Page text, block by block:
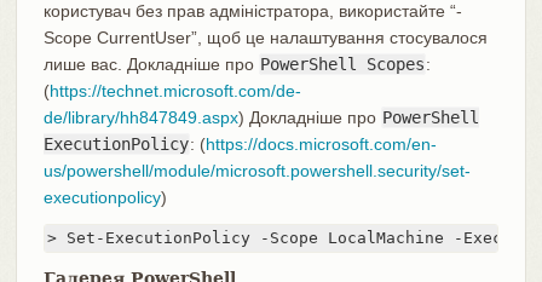
користувач без прав адміністратора, використайте “-
Scope CurrentUser”, щоб це налаштування стосувалося
лише вас. Докладніше про PowerShell Scopes:
(https://technet.microsoft.com/de-
de/library/hh847849.aspx) Докладніше про PowerShell
ExecutionPolicy: (https://docs.microsoft.com/en-
us/powershell/module/microsoft.powershell.security/set-
executionpolicy)
> Set-ExecutionPolicy -Scope LocalMachine -